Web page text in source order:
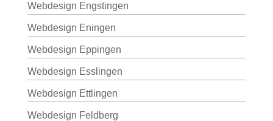
Webdesign Engstingen
Webdesign Eningen
Webdesign Eppingen
Webdesign Esslingen
Webdesign Ettlingen
Webdesign Feldberg